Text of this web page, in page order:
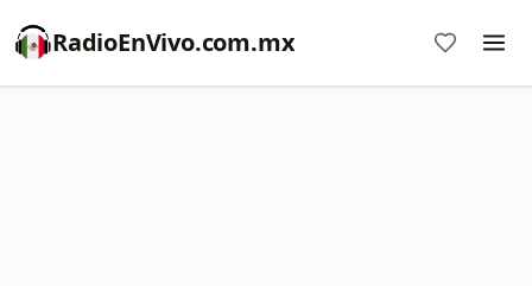
RadioEnVivo.com.mx